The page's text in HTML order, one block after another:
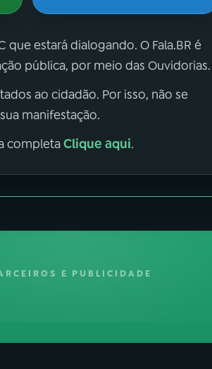
que estará dialogando. O Fala.BR é
pública, por meio das Ouvidorias.
ao cidadão. Por isso, não se
manifestação.
completaClique aqui.
E PUBLICIDADE